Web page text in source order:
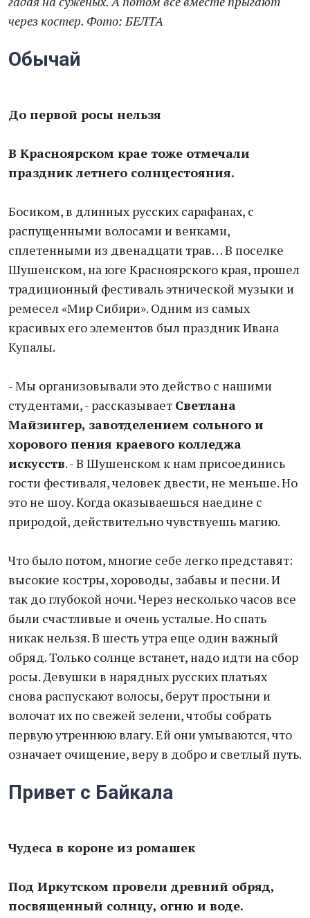
через костер. Фото: БЕЛТА
Обычай
До первой росы нельзя
В Красноярском крае тоже отмечали
праздник летнего солнцестояния.
Босиком, в длинных русских сарафанах, с
распущенными волосами и венками,
сплетенными из двенадцати трав… В поселке
Шушенском, на юге Красноярского края, прошел
традиционный фестиваль этнической музыки и
ремесел «Мир Сибири». Одним из самых
красивых его элементов был праздник Ивана
Купалы.
- Мы организовывали это действо с нашими
студентами, - рассказывает Светлана
Майзингер, завотделением сольного и
хорового пения краевого колледжа
искусств. - В Шушенском к нам присоединись
гости фестиваля, человек двести, не меньше. Но
это не шоу. Когда оказываешься наедине с
природой, действительно чувствуешь магию.
Что было потом, многие себе легко представят:
высокие костры, хороводы, забавы и песни. И
так до глубокой ночи. Через несколько часов все
были счастливые и очень усталые. Но спать
никак нельзя. В шесть утра еще один важный
обряд. Только солнце встанет, надо идти на сбор
росы. Девушки в нарядных русских платьях
снова распускают волосы, берут простыни и
волочат их по свежей зелени, чтобы собрать
первую утреннюю влагу. Ей они умываются, что
означает очищение, веру в добро и светлый путь.
Привет с Байкала
Чудеса в короне из ромашек
Под Иркутском провели древний обряд,
посвященный солнцу, огню и воде.